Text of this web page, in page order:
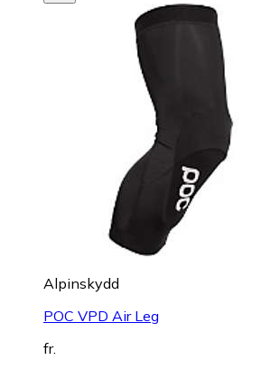
Alpinskydd
POC VPD Air Leg
fr.